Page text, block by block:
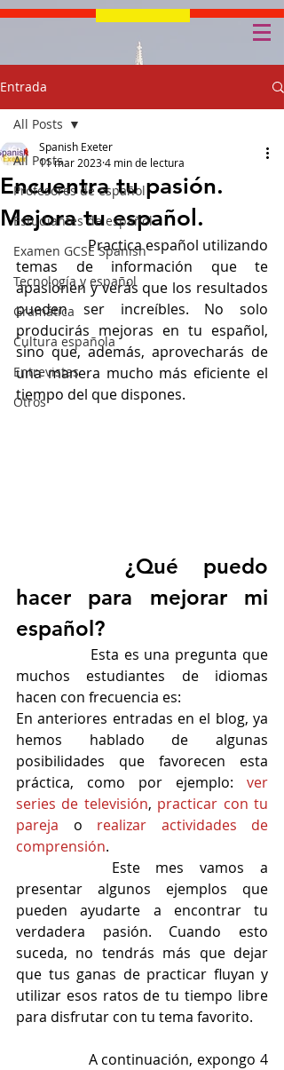
Entrada
All Posts
Profesores de español
Estudiantes de español
Examen GCSE Spanish
Tecnología y español
Gramática
Cultura española
Entrevistas
Otros
All Posts
Encuentra tu pasión.
Mejora tu español.
Spanish Exeter
11 mar 20234 min de lectura
		Practica español utilizando
temas de información que te
apasionen y verás que los resultados
pueden ser increíbles. No solo
producirás mejoras en tu español,
sino que, además, aprovecharás de
una manera mucho más eficiente el
tiempo del que dispones.
hacer para mejorar mi
español?
muchos estudiantes de idiomas
hacen con frecuencia es:
En anteriores entradas en el blog, ya
hemos hablado de algunas
posibilidades que favorecen esta
práctica, como por ejemplo: ver
series de televisión, practicar con tu
pareja o realizar actividades de
comprensión.
presentar algunos ejemplos que
pueden ayudarte a encontrar tu
verdadera pasión. Cuando esto
suceda, no tendrás más que dejar
que tus ganas de practicar fluyan y
utilizar esos ratos de tu tiempo libre
para disfrutar con tu tema favorito.